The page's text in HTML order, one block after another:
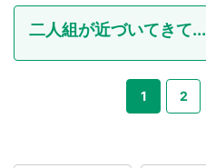
二人組が近づいてきて...
1 2